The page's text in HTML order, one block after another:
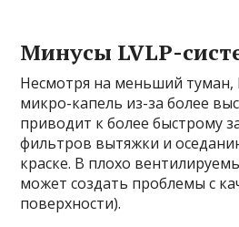
Минусы LVLP-
Несмотря на меньший туман,
микро-капель из-за более
приводит к более быстрому
фильтров вытяжки и
краске. В плохо
может создать проблемы с
поверхности).